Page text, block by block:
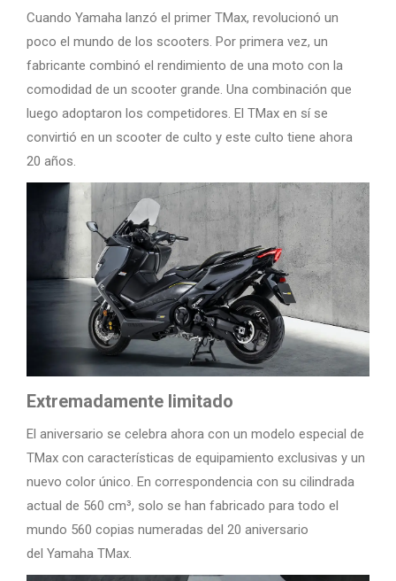
Cuando Yamaha lanzó el primer TMax, revolucionó un
poco el mundo de los scooters. Por primera vez, un
fabricante combinó el rendimiento de una moto con la
comodidad de un scooter grande. Una combinación que
luego adoptaron los competidores. El TMax en sí se
convirtió en un scooter de culto y este culto tiene ahora
20 años.
Extremadamente limitado
El aniversario se celebra ahora con un modelo especial de
TMax con características de equipamiento exclusivas y un
nuevo color único. En correspondencia con su cilindrada
actual de 560 cm³, solo se han fabricado para todo el
mundo 560 copias numeradas del 20 aniversario
del Yamaha TMax.